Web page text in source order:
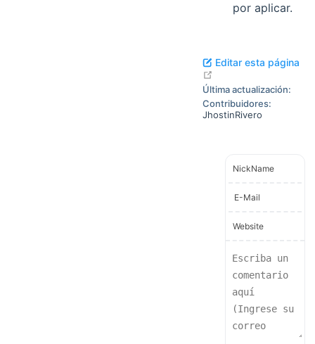
por aplicar.
Editar esta página
Última actualización:
Contribuidores:
JhostinRivero
NickName
E-Mail
Website